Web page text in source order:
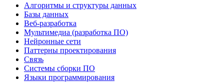
Алгоритмы и структуры данных
Базы данных
Веб-разработка
Мультимедиа (разработка ПО)
Нейронные сети
Паттерны проектирования
Связь
Системы сборки ПО
Языки программирования